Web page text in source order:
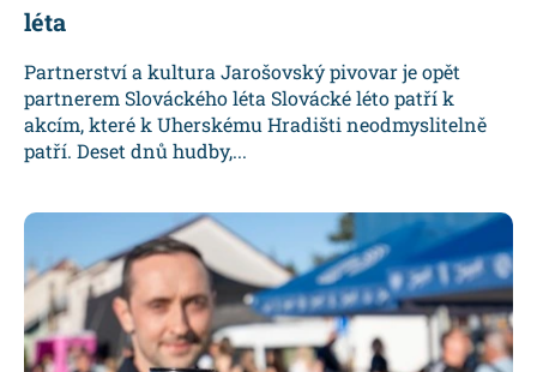
léta
Partnerství a kultura Jarošovský pivovar je opět
partnerem Slováckého léta Slovácké léto patří k
akcím, které k Uherskému Hradišti neodmyslitelně
patří. Deset dnů hudby,...